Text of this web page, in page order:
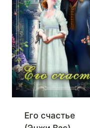
Его счастье